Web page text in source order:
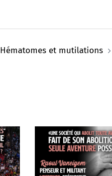
Hématomes et mutilations